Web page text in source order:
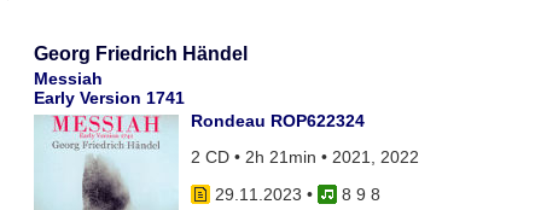
Georg Friedrich Händel
Messiah
Early Version 1741
Rondeau ROP622324
2 CD • 2h 21min • 2021, 2022
29.11.2023 •
8 9 8